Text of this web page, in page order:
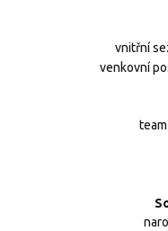
vnitřní
venkovní